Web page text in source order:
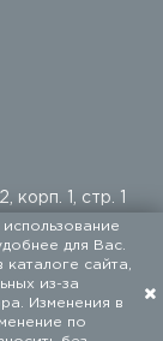
корп. 1, стр. 1
для
для Вас.
каталоге сайта,
из-за
Изменения в
по